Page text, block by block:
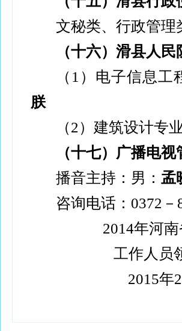
文秘类、行政管理
（十六）滑县人
（ 1 ）电子信息工
朕
（2）建筑设计专
（十七）广播电
播音主持：男： 孟
咨询电话： 0372 －
2014年河
工作人员领
2015年2